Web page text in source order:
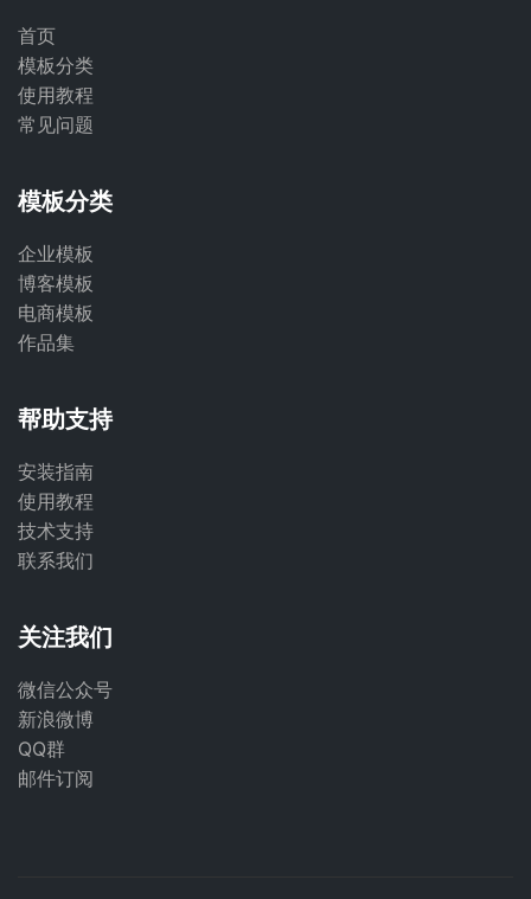
首页
模板分类
使用教程
常见问题
模板分类
企业模板
博客模板
电商模板
作品集
帮助支持
安装指南
使用教程
技术支持
联系我们
关注我们
微信公众号
新浪微博
QQ群
邮件订阅